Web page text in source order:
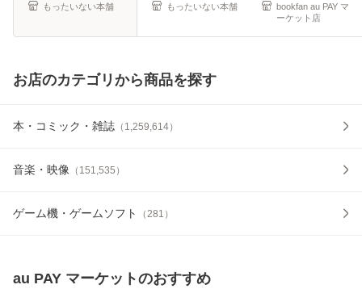
もったいない本舗 もったいない本舗
bookfan au PAY マ
ーケット店
お店のカテゴリから商品を探す
本・コミック・雑誌 （ 1,259,614）
音楽・映像 （ 151,535 ）
ゲーム機・ゲームソフト （281 ）
au PAY マーケットのおすすめ